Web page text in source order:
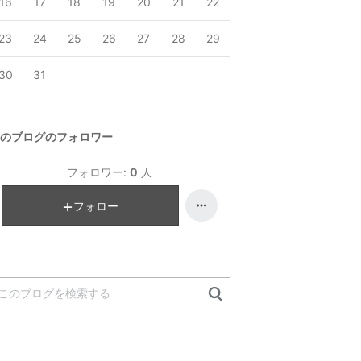
24 25 26 27 28 29
31
ブログのフォロワー
フォロワー: 0 人
フォロー